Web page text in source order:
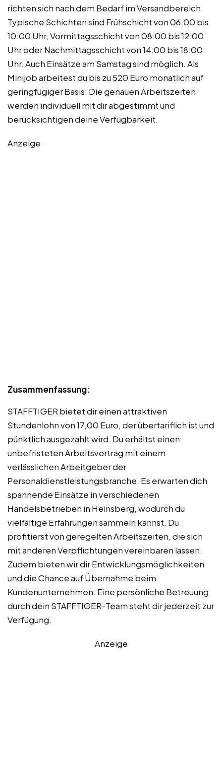
richten sich nach dem Bedarf im Versandbereich.
Typische Schichten sind Frühschicht von 06:00 bis
10:00 Uhr, Vormittagsschicht von 08:00 bis 12:00
Uhr oder Nachmittagsschicht von 14:00 bis 18:00
Uhr. Auch Einsätze am Samstag sind möglich. Als
Minijob arbeitest du bis zu 520 Euro monatlich auf
geringfügiger Basis. Die genauen Arbeitszeiten
werden individuell mit dir abgestimmt und
berücksichtigen deine Verfügbarkeit.
Anzeige
Zusammenfassung:
STAFFTIGER bietet dir einen attraktiven
Stundenlohn von 17,00 Euro, der übertariflich ist und
pünktlich ausgezahlt wird. Du erhältst einen
unbefristeten Arbeitsvertrag mit einem
verlässlichen Arbeitgeber der
Personaldienstleistungsbranche. Es erwarten dich
spannende Einsätze in verschiedenen
Handelsbetrieben in Heinsberg, wodurch du
vielfältige Erfahrungen sammeln kannst. Du
profitierst von geregelten Arbeitszeiten, die sich
mit anderen Verpflichtungen vereinbaren lassen.
Zudem bieten wir dir Entwicklungsmöglichkeiten
und die Chance auf Übernahme beim
Kundenunternehmen. Eine persönliche Betreuung
durch dein STAFFTIGER-Team steht dir jederzeit zur
Verfügung.
Anzeige